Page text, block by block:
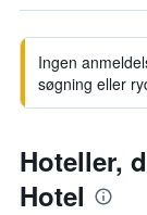
Ingen
søgning eller
Hoteller,
Hotel